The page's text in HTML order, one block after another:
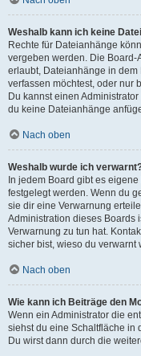
Weshalb kann ich keine
Rechte für Dateianhänge
vergeben werden. Die
erlaubt, Dateianhänge in
verfassen möchtest, oder nur
Du kannst einen
du keine Dateianhänge
Nach oben
Weshalb wurde ich
In jedem Board gibt es
festgelegt werden. Wenn du
sie dir eine Verwarnung
Administration dieses Boards
Verwarnung zu tun hat.
sicher bist, wieso du verwarnt
Nach oben
Wie kann ich Beiträge den
Wenn ein Administrator die
siehst du eine Schaltfläche in
Du wirst dann durch die